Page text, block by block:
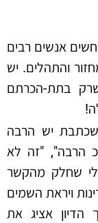
אנשים רבים
והתהלים. יש
בתת-הכרתם
יש הרבה
הרבה", "זה לא
שחלק מהקשר
ויראת השמים
הדיון אציג את